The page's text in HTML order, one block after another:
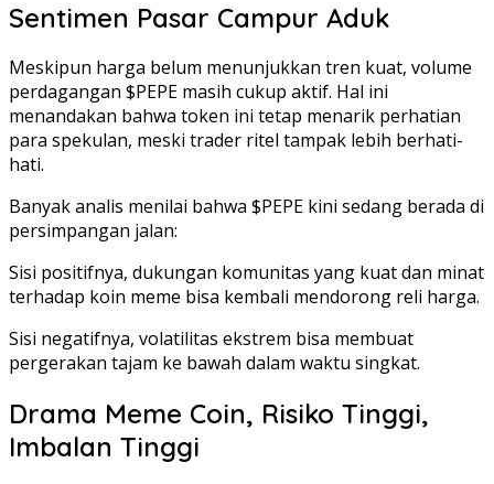
Sentimen Pasar Campur Aduk
Meskipun harga belum menunjukkan tren kuat, volume
perdagangan $PEPE masih cukup aktif. Hal ini
menandakan bahwa token ini tetap menarik perhatian
para spekulan, meski trader ritel tampak lebih berhati-
hati.
Banyak analis menilai bahwa $PEPE kini sedang berada di
persimpangan jalan:
Sisi positifnya, dukungan komunitas yang kuat dan minat
terhadap koin meme bisa kembali mendorong reli harga.
Sisi negatifnya, volatilitas ekstrem bisa membuat
pergerakan tajam ke bawah dalam waktu singkat.
Drama Meme Coin, Risiko Tinggi,
Imbalan Tinggi